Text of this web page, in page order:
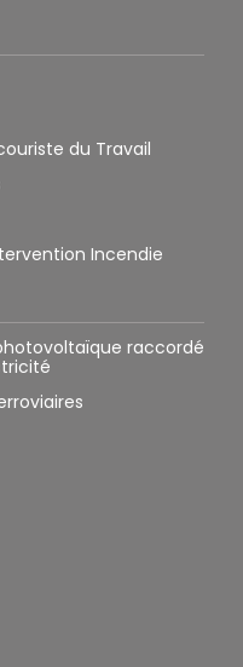
du Travail
Incendie
photovoltaïque raccordé